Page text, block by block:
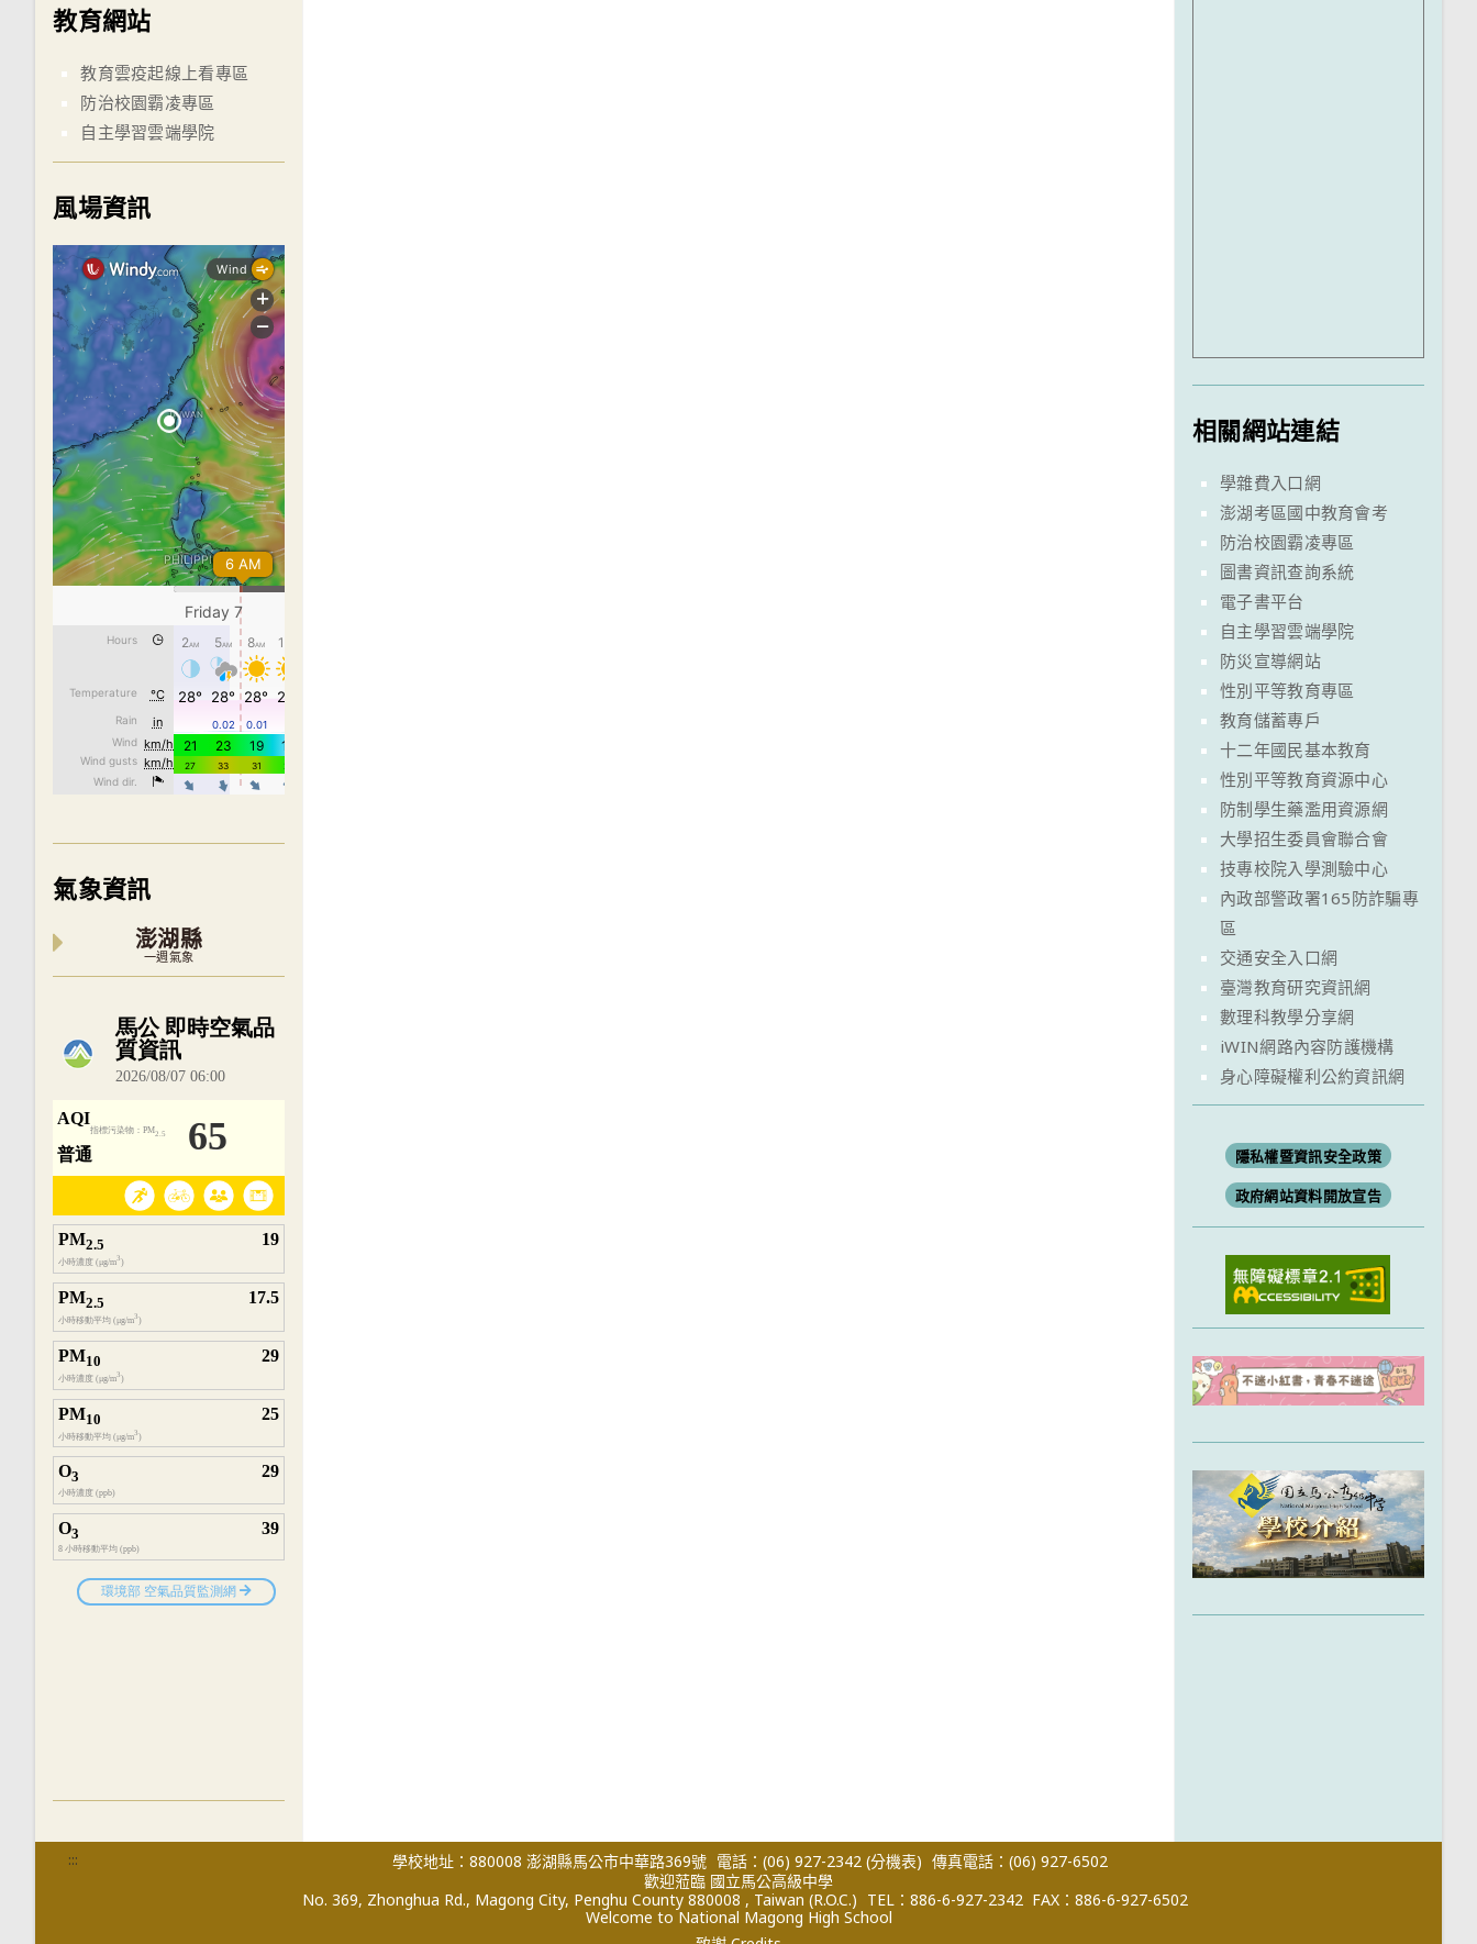
教育網站
教育雲疫起線上看專區
防治校園霸凌專區
自主學習雲端學院
風場資訊
氣象資訊
澎湖縣
一週氣象
內嵌空氣品質小工具為視覺預覽，完整即時空氣品質資料請開啟
相關網站連結
學雜費入口網
澎湖考區國中教育會考
防治校園霸凌專區
圖書資訊查詢系統
電子書平台
自主學習雲端學院
防災宣導網站
性別平等教育專區
教育儲蓄專戶
十二年國民基本教育
性別平等教育資源中心
防制學生藥濫用資源網
大學招生委員會聯合會
技專校院入學測驗中心
內政部警政署165防詐騙專
區
交通安全入口網
臺灣教育研究資訊網
數理科教學分享網
iWIN網路內容防護機構
身心障礙權利公約資訊網
隱私權暨資訊安全政策
政府網站資料開放宣告
::: 學校地址：880008 澎湖縣馬公市中華路369號 電話：(06) 927-2342 (分機表) 傳真電話：(06) 927-6502
歡迎蒞臨 國立馬公高級中學
No. 369, Zhonghua Rd., Magong City, Penghu County 880008 , Taiwan (R.O.C.) TEL：886-6-927-2342 FAX：886-6-927-6502
Welcome to National Magong High School